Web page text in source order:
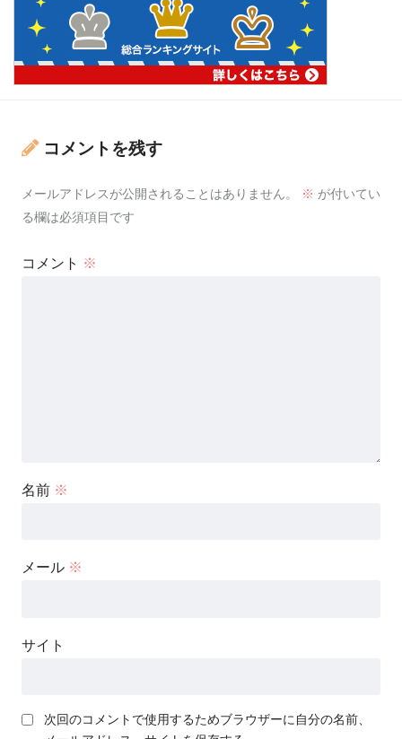
コメントを残す
メールアドレスが公開されることはありません。 ※ が付いてい
る欄は必須項目です
コメント ※
名前 ※
メール ※
サイト
次回のコメントで使用するためブラウザーに自分の名前、